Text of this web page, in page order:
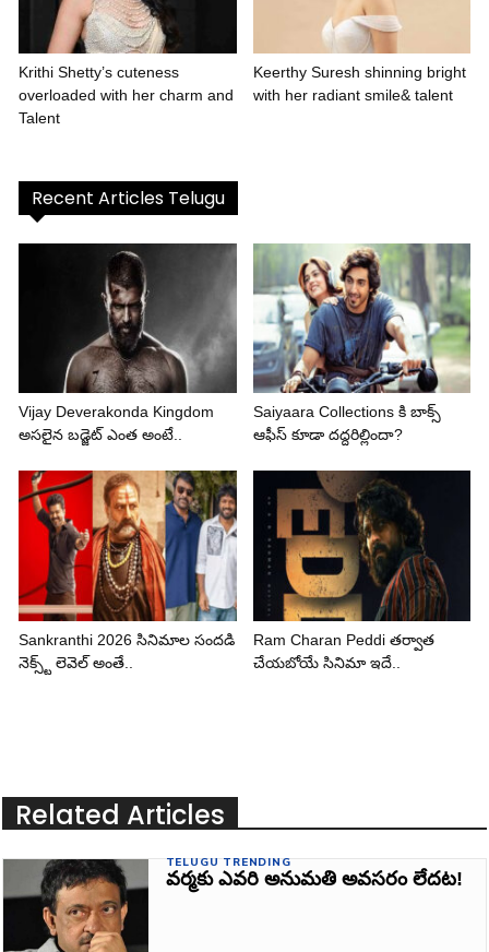
Krithi Shetty’s cuteness
overloaded with her charm and
Talent
Keerthy Suresh shinning bright
with her radiant smile& talent
Recent Articles Telugu
Vijay Deverakonda Kingdom
అసలైన బడ్జెట్ ఎంత అంటే..
Saiyaara Collections కి బాక్స్
ఆఫీస్ కూడా దద్దరిల్లిందా?
Sankranthi 2026 సినిమాల సందడి
నెక్స్ట్ లెవెల్ అంతే..
Ram Charan Peddi తర్వాత
చేయబోయే సినిమా ఇదే..
Related Articles
TELUGU TRENDING
వర్మకు ఎవరి అనుమతి అవసరం లేదట!